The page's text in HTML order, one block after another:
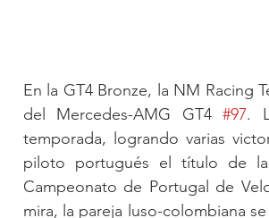
En la GT4 Bronze, la NM Racing
del Mercedes-AMG GT4 #97.
temporada, logrando varias
piloto portugués el título de
Campeonato de Portugal de
mira, la pareja luso-colombiana